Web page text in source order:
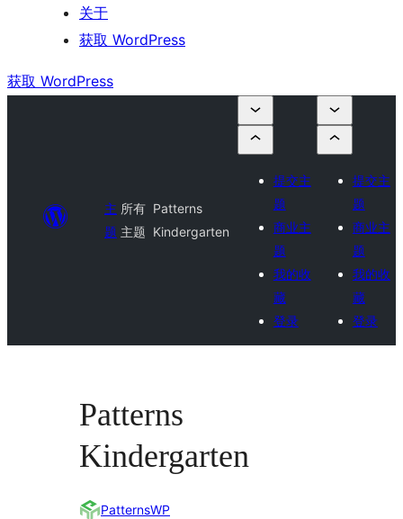
关于
获取 WordPress
获取 WordPress
主
题
所有
主题
Patterns
Kindergarten
提交主
题
商业主
题
我的收
藏
登录
提交主
题
商业主
题
我的收
藏
登录
Patterns
Kindergarten
PatternsWP